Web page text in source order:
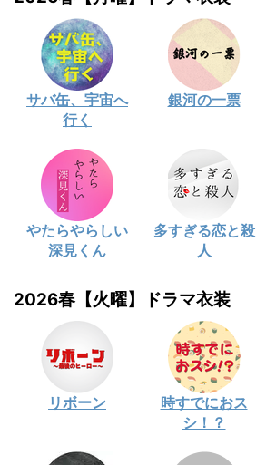
サバ缶、宇宙へ
行く
銀河の一票
やたらやらしい
深見くん
多すぎる恋と殺
人
2026春【火曜】ドラマ衣装
リボーン
時すでにおス
シ！？